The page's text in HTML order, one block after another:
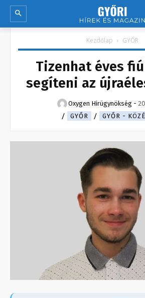
Kezdőlap GYŐR
Tizenhat éves
segíteni az
Oxygen Hirügynökség -
GYŐR
GYŐR -